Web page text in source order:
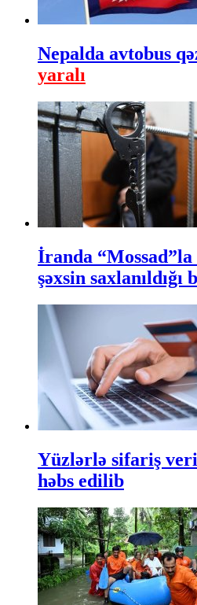
Nepalda avtobus
yaralı
İranda
şəxsin
Yüzlərlə sifariş
həbs edilib